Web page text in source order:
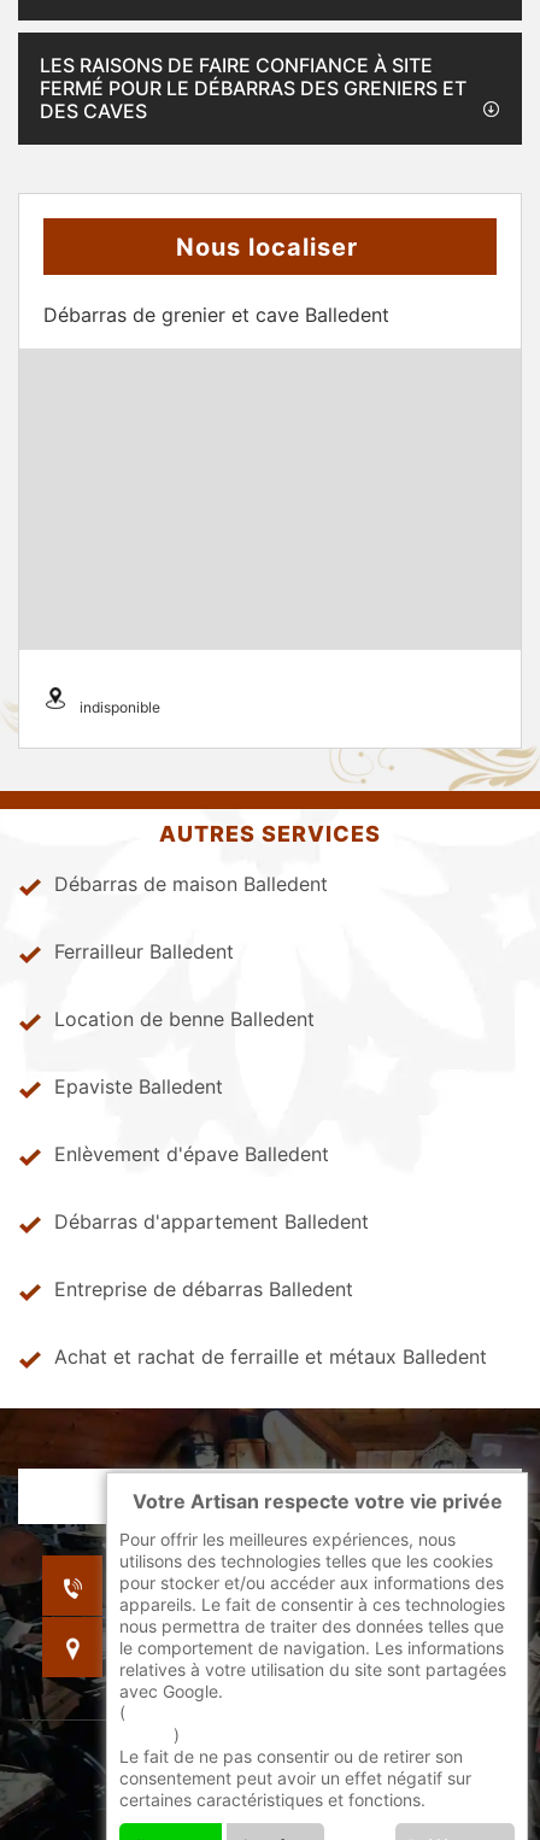
LES RAISONS DE FAIRE CONFIANCE À SITE
FERMÉ POUR LE DÉBARRAS DES GRENIERS ET
DES CAVES
Nous localiser
Débarras de grenier et cave Balledent
indisponible
AUTRES SERVICES
Débarras de maison Balledent
Ferrailleur Balledent
Location de benne Balledent
Epaviste Balledent
Enlèvement d'épave Balledent
Débarras d'appartement Balledent
Entreprise de débarras Balledent
Achat et rachat de ferraille et métaux Balledent
indisponible
indisponible
indisponible
©2022 - 2026 Tout droit réservé -
Mentions légales
Votre Artisan respecte votre vie privée
Pour offrir les meilleures expériences, nous
utilisons des technologies telles que les cookies
pour stocker et/ou accéder aux informations des
appareils. Le fait de consentir à ces technologies
nous permettra de traiter des données telles que
le comportement de navigation. Les informations
relatives à votre utilisation du site sont partagées
avec Google.
(
)
Le fait de ne pas consentir ou de retirer son
consentement peut avoir un effet négatif sur
certaines caractéristiques et fonctions.